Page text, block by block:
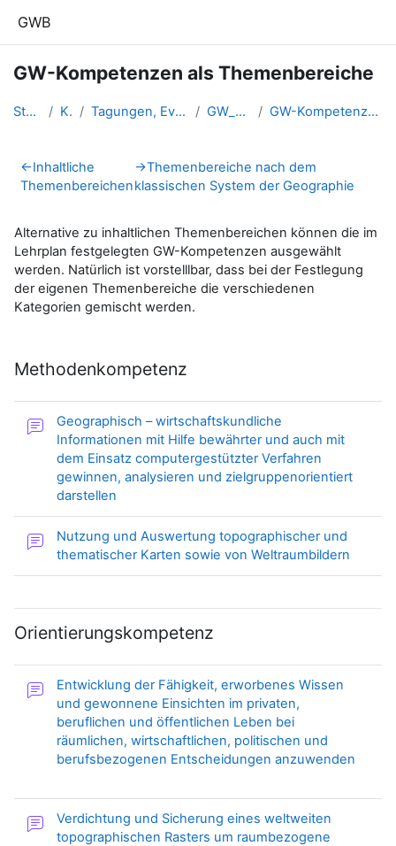
GWB
GW-Kompetenzen als Themenbereiche
Startseite Kurse Tagungen, Events und Arbeitsge... GW_LehrerInnen GW-Kompetenzen als Themenbereiche
Abschnittsübersicht
←Inhaltliche
Themenbereichen
→Themenbereiche nach dem
klassischen System der Geographie
Alternative zu inhaltlichen Themenbereichen können die im
Lehrplan festgelegten GW-Kompetenzen ausgewählt
werden. Natürlich ist vorstelllbar, dass bei der Festlegung
der eigenen Themenbereiche die verschiedenen
Kategorien gemischt werden.
Methodenkompetenz
Geographisch – wirtschaftskundliche
Informationen mit Hilfe bewährter und auch mit
dem Einsatz computergestützter Verfahren
gewinnen, analysieren und zielgruppenorientiert
darstellen
Nutzung und Auswertung topographischer und
thematischer Karten sowie von Weltraumbildern
Orientierungskompetenz
Entwicklung der Fähigkeit, erworbenes Wissen
und gewonnene Einsichten im privaten,
beruflichen und öffentlichen Leben bei
räumlichen, wirtschaftlichen, politischen und
berufsbezogenen Entscheidungen anzuwenden
Verdichtung und Sicherung eines weltweiten
topographischen Rasters um raumbezogene